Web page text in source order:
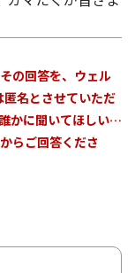
の回答を、ウェル
名とさせていただ
かに聞いてほしい…
らご回答くださ